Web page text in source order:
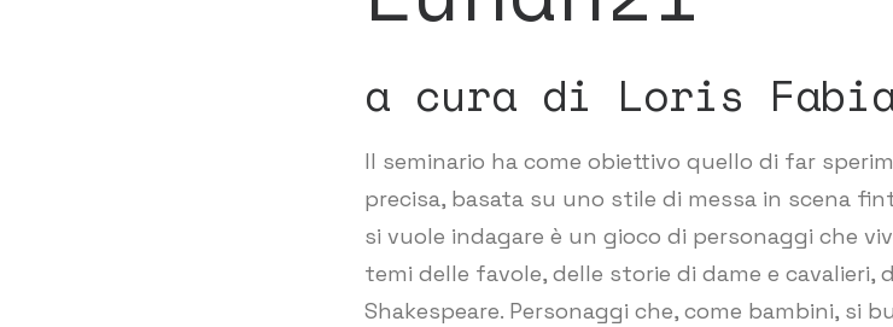
a cura di Loris
Il seminario ha come obiettivo quello di far
precisa, basata su uno stile di messa in scena
si vuole indagare è un gioco di personaggi che
temi delle favole, delle storie di dame e cavalieri,
Shakespeare. Personaggi che, come bambini, si